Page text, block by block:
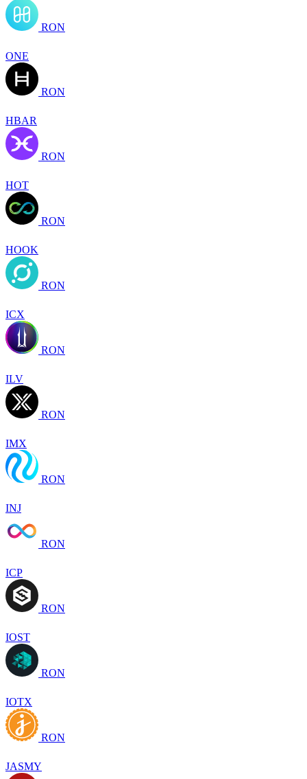
RON
ONE
RON
HBAR
RON
HOT
RON
HOOK
RON
ICX
RON
ILV
RON
IMX
RON
INJ
RON
ICP
RON
IOST
RON
IOTX
RON
JASMY